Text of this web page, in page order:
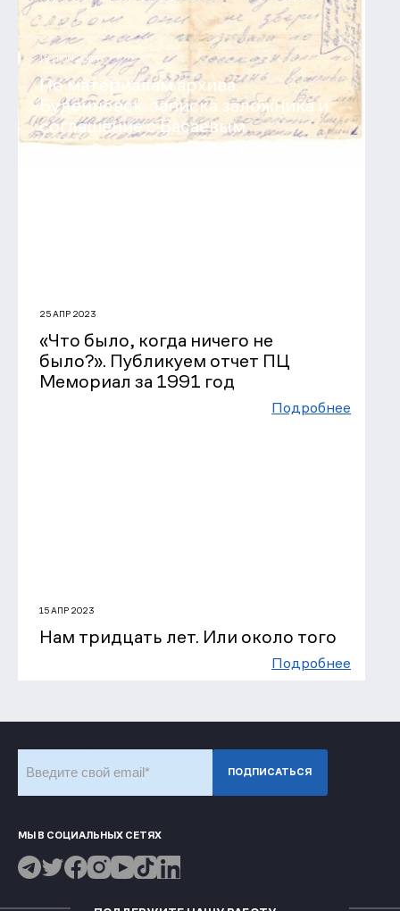
18 ИЮН 2024
По материалам архива.
Будённовск: записка заложника и
соглашение с Басаевым
25 АПР 2023
«Что было, когда ничего не
было?». Публикуем отчет ПЦ
Мемориал за 1991 год
Подробнее
15 АПР 2023
Нам тридцать лет. Или около того
Подробнее
ПОДПИСАТЬСЯ
МЫ В СОЦИАЛЬНЫХ СЕТЯХ